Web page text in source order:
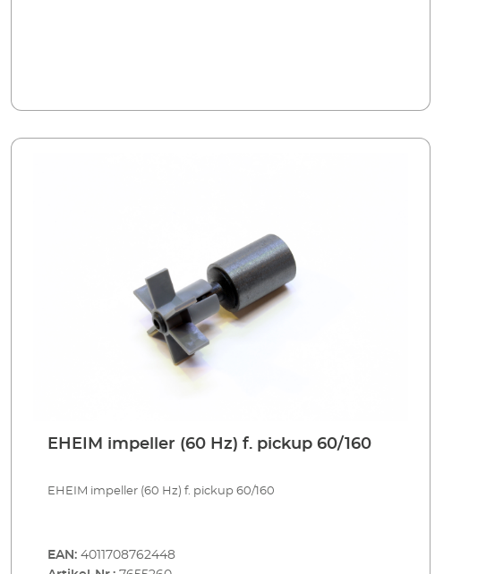
EHEIM impeller (60 Hz) f. pickup 60/160
EHEIM impeller (60 Hz) f. pickup 60/160
EAN: 4011708762448